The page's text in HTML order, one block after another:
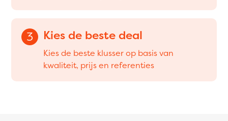
3 Kies de beste deal
Kies de beste klusser op basis van
kwaliteit, prijs en referenties